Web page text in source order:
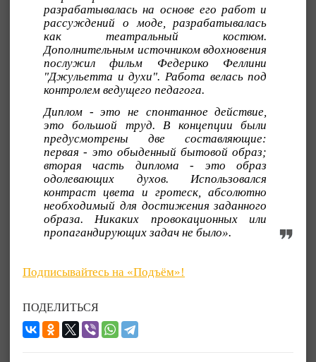
разрабатывалась на основе его работ и
рассуждений о моде, разрабатывалась
как театральный костюм.
Дополнительным источником вдохновения
послужил фильм Федерико Феллини
"Джульетта и духи". Работа велась под
контролем ведущего педагога.
Диплом - это не спонтанное действие,
это большой труд. В концепции были
предусмотрены две составляющие:
первая - это обыденный бытовой образ;
вторая часть диплома - это образ
одолевающих духов. Использовался
контраст цвета и гротеск, абсолютно
необходимый для достижения заданного
образа. Никаких провокационных или
пропагандирующих задач не было».
Подписывайтесь на «Подъём»!
ПОДЕЛИТЬСЯ